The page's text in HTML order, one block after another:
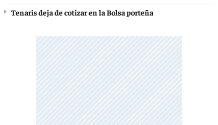
Tenaris deja de cotizar en la Bolsa porteña